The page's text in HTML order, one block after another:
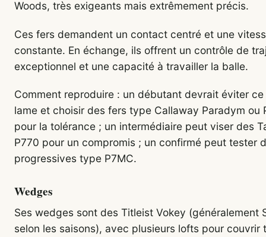
Woods, très exigeants mais extrêmement précis.
Ces fers demandent un contact centré et une
constante. En échange, ils offrent un contrôle de
exceptionnel et une capacité à travailler la balle.
Comment reproduire : un débutant devrait éviter
lame et choisir des fers type Callaway Paradym ou
pour la tolérance ; un intermédiaire peut viser des
P770 pour un compromis ; un confirmé peut tester
progressives type P7MC.
Wedges
Ses wedges sont des Titleist Vokey (généralement
selon les saisons), avec plusieurs lofts pour couvrir